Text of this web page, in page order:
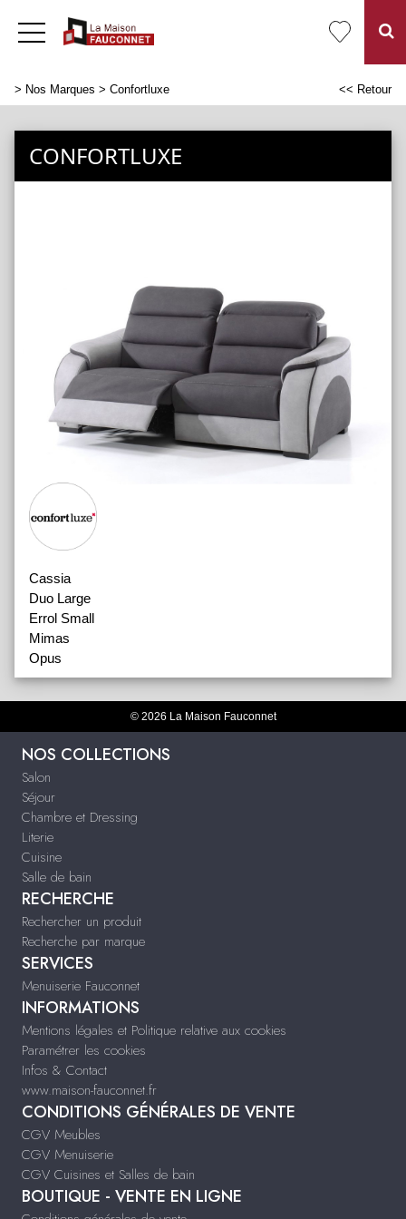
> Nos Marques > Confortluxe << Retour
CONFORTLUXE
Cassia
Duo Large
Errol Small
Mimas
Opus
© 2026 La Maison Fauconnet
NOS COLLECTIONS
Salon
Séjour
Chambre et Dressing
Literie
Cuisine
Salle de bain
RECHERCHE
Rechercher un produit
Recherche par marque
SERVICES
Menuiserie Fauconnet
INFORMATIONS
Mentions légales et Politique relative aux cookies
Paramétrer les cookies
Infos & Contact
www.maison-fauconnet.fr
CONDITIONS GÉNÉRALES DE VENTE
CGV Meubles
CGV Menuiserie
CGV Cuisines et Salles de bain
BOUTIQUE - VENTE EN LIGNE